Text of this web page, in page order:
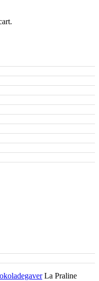
La Praline